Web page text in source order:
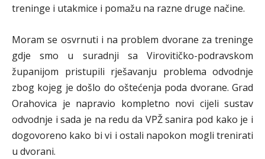
treninge i utakmice i pomažu na razne druge načine.
Moram se osvrnuti i na problem dvorane za treninge
gdje smo u suradnji sa Virovitičko-podravskom
županijom pristupili rješavanju problema odvodnje
zbog kojeg je došlo do oštećenja poda dvorane. Grad
Orahovica je napravio kompletno novi cijeli sustav
odvodnje i sada je na redu da VPŽ sanira pod kako je i
dogovoreno kako bi vi i ostali napokon mogli trenirati
u dvorani.